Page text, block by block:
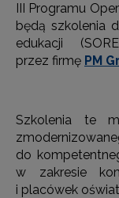
III Programu
będą szkolenia
edukacji
przez firmę PM
Szkolenia te
do
w zakresie
i placówek